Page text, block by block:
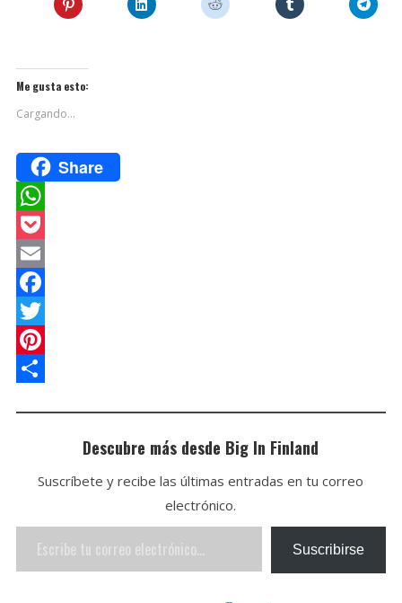
Me gusta esto:
Cargando...
Share
W
h
a
t
s
A
P
o
c
k
e
E
m
a
F
a
c
T
w
P
s
t
Descubre más desde Big In Finland
Suscríbete y recibe las últimas entradas en tu correo
electrónico.
Escribe
tu
Suscribirse